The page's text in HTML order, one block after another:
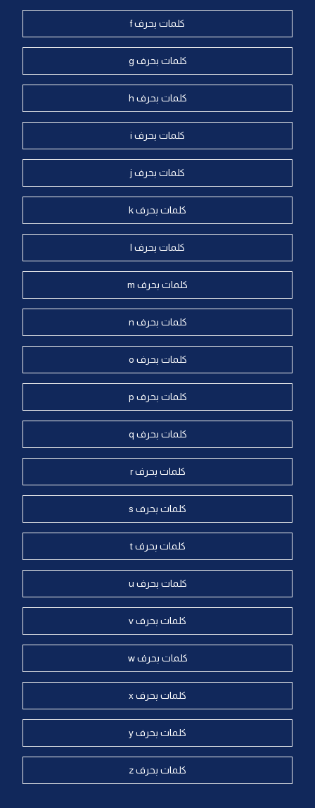
كلمات بحرف f
كلمات بحرف g
كلمات بحرف h
كلمات بحرف i
كلمات بحرف j
كلمات بحرف k
كلمات بحرف l
كلمات بحرف m
كلمات بحرف n
كلمات بحرف o
كلمات بحرف p
كلمات بحرف q
كلمات بحرف r
كلمات بحرف s
كلمات بحرف t
كلمات بحرف u
كلمات بحرف v
كلمات بحرف w
كلمات بحرف x
كلمات بحرف y
كلمات بحرف z